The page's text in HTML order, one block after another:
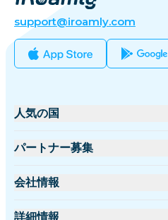
support@iroamly.com
人気の国
アメリカ合衆国
パートナー募集
卸売プラットフォーム
会社情報
iRoamlyについて
詳細情報